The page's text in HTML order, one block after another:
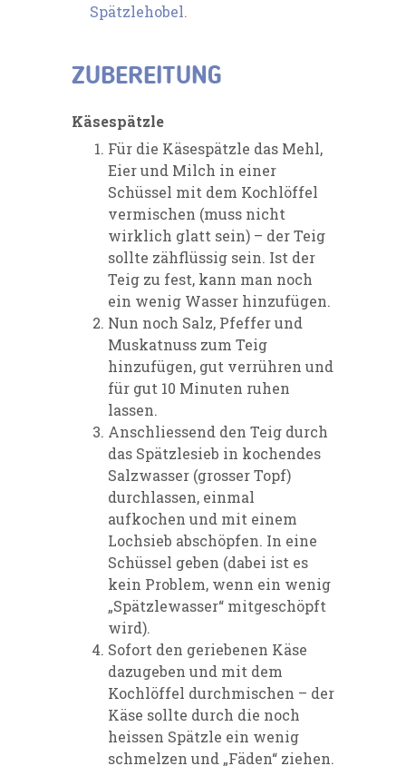
Spätzlehobel.
ZUBEREITUNG
Käsespätzle
Für die Käsespätzle das Mehl,
Eier und Milch in einer
Schüssel mit dem Kochlöffel
vermischen (muss nicht
wirklich glatt sein) – der Teig
sollte zähflüssig sein. Ist der
Teig zu fest, kann man noch
ein wenig Wasser hinzufügen.
Nun noch Salz, Pfeffer und
Muskatnuss zum Teig
hinzufügen, gut verrühren und
für gut 10 Minuten ruhen
lassen.
Anschliessend den Teig durch
das Spätzlesieb in kochendes
Salzwasser (grosser Topf)
durchlassen, einmal
aufkochen und mit einem
Lochsieb abschöpfen. In eine
Schüssel geben (dabei ist es
kein Problem, wenn ein wenig
„Spätzlewasser“ mitgeschöpft
wird).
Sofort den geriebenen Käse
dazugeben und mit dem
Kochlöffel durchmischen – der
Käse sollte durch die noch
heissen Spätzle ein wenig
schmelzen und „Fäden“ ziehen.